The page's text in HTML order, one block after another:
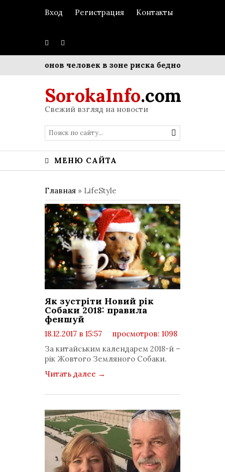
Вход Регистрация Контакты
человек в зоне риска бедности
SorokaInfo.com
Свежий взгляд на новости
МЕНЮ САЙТА
Главная » LifeStyle
Як зустріти Новий рік
Собаки 2018: правила
феншуй
18.12.2017 в 15:57
просмотров: 1098
комментариев: 0
За китайським календарем 2018-й –
рік Жовтого Земляного Собаки.
Читать далее →